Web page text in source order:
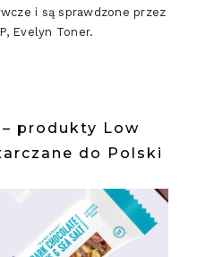
i są sprawdzone przez
Evelyn Toner.
produkty Low
do Polski